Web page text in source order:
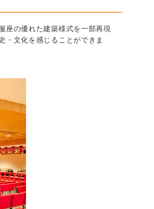
座の優れた建築様式を一部再現
・文化を感じることができま